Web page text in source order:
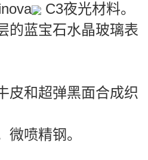
C3夜光材料。
的蓝宝石水晶玻璃表
皮和超弹黑面合成织
微喷精钢。